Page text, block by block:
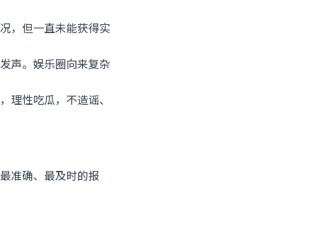
，但一直未能获得实
声。娱乐圈向来复杂
理性吃瓜，不造谣、
准确、最及时的报